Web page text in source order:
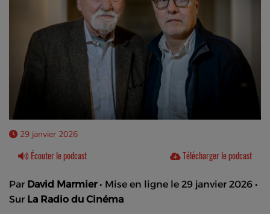
29 janvier 2026
Écouter le podcast Télécharger le podcast
Par David Marmier• Mise en ligne le 29 janvier 2026 •
Sur La Radio du Cinéma